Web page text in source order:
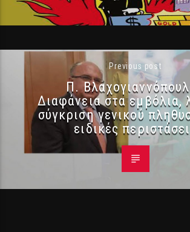
Previous post
Π.
Διαφάνεια στα εμβόλια,
σύγκριση γενικού
ειδικές